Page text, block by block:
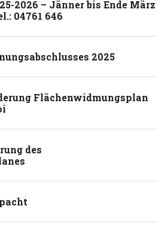
2026 – Jänner bis Ende März
04761 646
2025
Flächenwidmungsplan
des